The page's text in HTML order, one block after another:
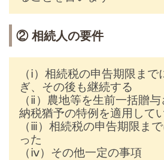
② 相続人の要件
（ⅰ）相続税の申告期限ま
ぎ、その後も継続する
（ⅱ）農地等を生前一括贈
納税猶予の特例を適用して
（ⅲ）相続税の申告期限ま
った
（ⅳ）その他一定の事項